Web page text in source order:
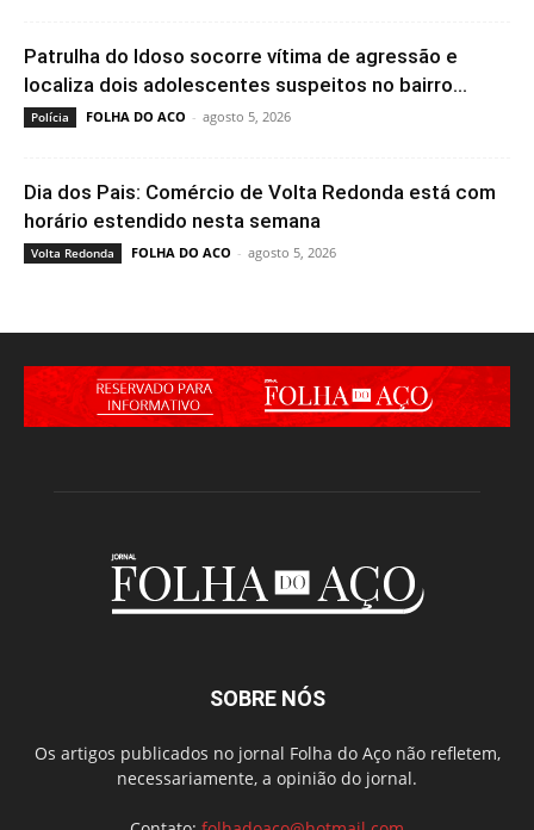
Patrulha do Idoso socorre vítima de agressão e
localiza dois adolescentes suspeitos no bairro...
Polícia FOLHA DO ACO - agosto 5, 2026
Dia dos Pais: Comércio de Volta Redonda está com
horário estendido nesta semana
Volta Redonda FOLHA DO ACO - agosto 5, 2026
SOBRE NÓS
Os artigos publicados no jornal Folha do Aço não refletem,
necessariamente, a opinião do jornal.